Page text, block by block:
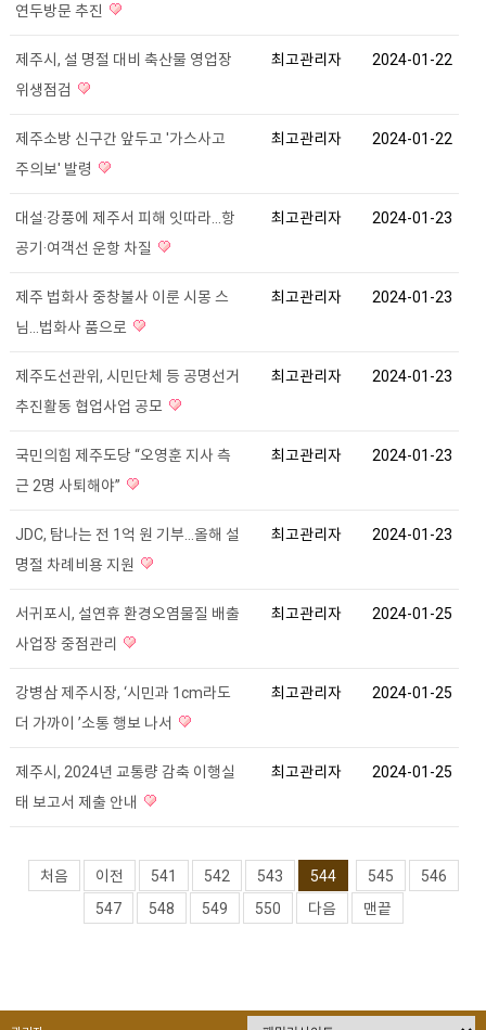
연두방문 추진
제주시, 설 명절 대비 축산물 영업장
위생점검
최고관리자 2024-01-22
제주소방 신구간 앞두고 '가스사고
주의보' 발령
최고관리자 2024-01-22
대설·강풍에 제주서 피해 잇따라…항
공기·여객선 운항 차질
최고관리자 2024-01-23
제주 법화사 중창불사 이룬 시몽 스
님...법화사 품으로
최고관리자 2024-01-23
제주도선관위, 시민단체 등 공명선거
추진활동 협업사업 공모
최고관리자 2024-01-23
국민의힘 제주도당 “오영훈 지사 측
근 2명 사퇴해야”
최고관리자 2024-01-23
JDC, 탐나는 전 1억 원 기부...올해 설
명절 차례비용 지원
최고관리자 2024-01-23
서귀포시, 설연휴 환경오염물질 배출
사업장 중점관리
최고관리자 2024-01-25
강병삼 제주시장, ‘시민과 1cm라도
더 가까이 ’소통 행보 나서
최고관리자 2024-01-25
제주시, 2024년 교통량 감축 이행실
태 보고서 제출 안내
최고관리자 2024-01-25
처음 이전 541 542 543 544 545
546
547
548 549 550 다음 맨끝